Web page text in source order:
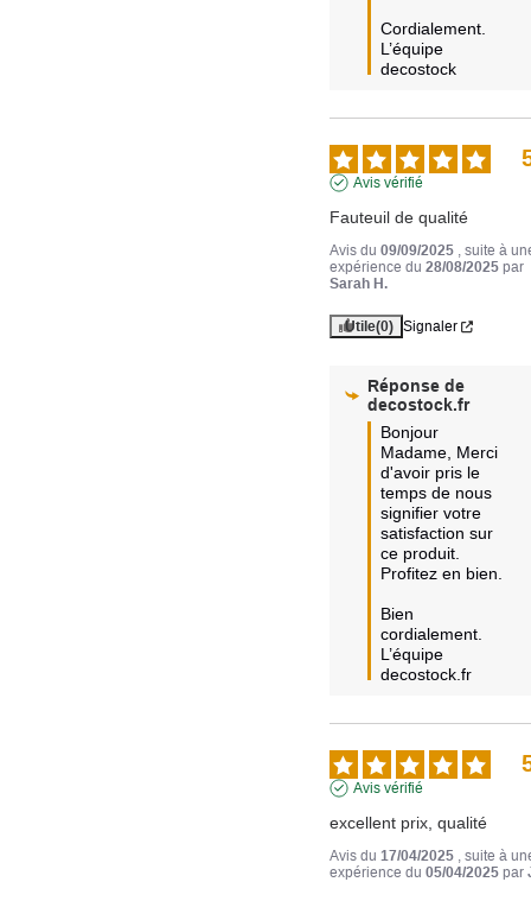
Cordialement.
L’équipe
decostock
Avis vérifié
Fauteuil de qualité
Avis du 09/09/2025 , suite à
expérience du 28/08/2025 par
Sarah H.
Utile(0) Signaler
Réponse de
decostock.fr
Bonjour
Madame, Merci
d'avoir pris le
temps de nous
signifier votre
satisfaction sur
ce produit.
Profitez en bien.
Bien
cordialement.
L’équipe
decostock.fr
Avis vérifié
excellent prix, qualité
Avis du 17/04/2025 , suite à
expérience du 05/04/2025 par